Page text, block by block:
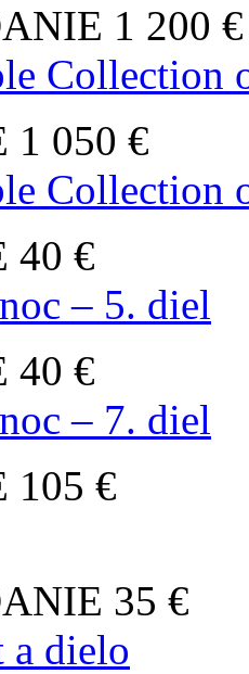
1 200 €
Collection
1 050 €
Collection
40 €
– 5. diel
40 €
– 7. diel
105 €
35 €
dielo